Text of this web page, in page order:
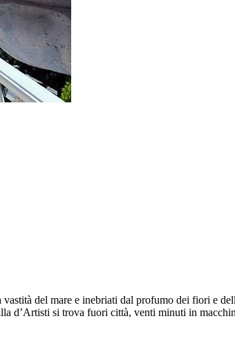
del mare e inebriati dal profumo dei fiori e
d’Artisti si trova fuori città, venti minuti in